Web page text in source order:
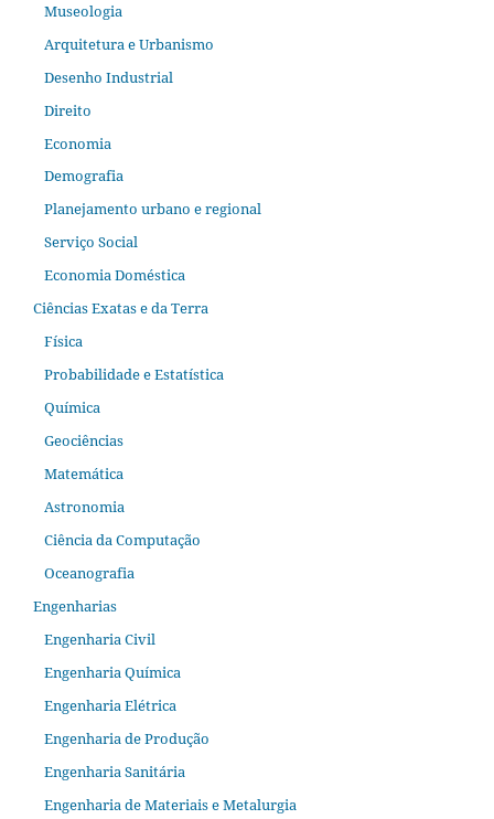
Museologia
Arquitetura e Urbanismo
Desenho Industrial
Direito
Economia
Demografia
Planejamento urbano e regional
Serviço Social
Economia Doméstica
Ciências Exatas e da Terra
Física
Probabilidade e Estatística
Química
Geociências
Matemática
Astronomia
Ciência da Computação
Oceanografia
Engenharias
Engenharia Civil
Engenharia Química
Engenharia Elétrica
Engenharia de Produção
Engenharia Sanitária
Engenharia de Materiais e Metalurgia